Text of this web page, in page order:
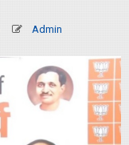
Admin